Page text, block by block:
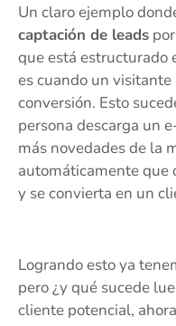
Un claro ejemplo
captación de leads
que está estructurado
es cuando un
conversión. Esto
persona descarga un
más novedades de la
automáticamente que
y se convierta en un
Logrando esto ya
pero ¿y qué sucede
cliente potencial,